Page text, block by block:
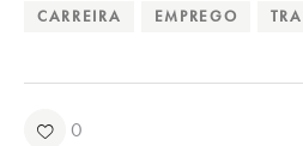
CARREIRA EMPREGO
0